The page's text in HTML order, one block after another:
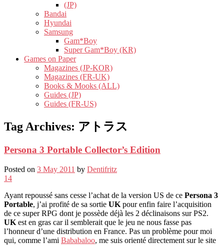
(JP)
Bandai
Hyundai
Samsung
Gam*Boy
Super Gam*Boy (KR)
Games on Paper
Magazines (JP-KOR)
Magazines (FR-UK)
Books & Mooks (ALL)
Guides (JP)
Guides (FR-US)
Tag Archives: アトラス
Persona 3 Portable Collector’s Edition
Posted on 3 May 2011 by Dentifritz
14
Ayant repoussé sans cesse l’achat de la version US de ce Persona 3
Portable, j’ai profité de sa sortie UK pour enfin faire l’acquisition
de ce super RPG dont je possède déjà les 2 déclinaisons sur PS2.
UK est en gras car il semblerait que le jeu ne nous fasse pas
l’honneur d’une distribution en France. Pas un problème pour moi
qui, comme l’ami Bababaloo, me suis orienté directement sur le site